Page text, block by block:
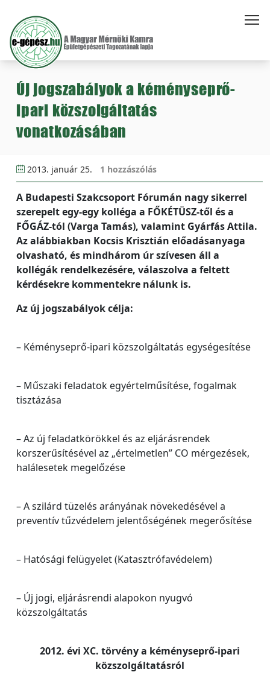
Új jogszabályok a kéményseprő-
ipari közszolgáltatás
vonatkozásában
2013. január 25. 1 hozzászólás
A Budapesti Szakcsoport Fórumán nagy sikerrel
szerepelt egy-egy kolléga a FŐKÉTÜSZ-től és a
FŐGÁZ-tól (Varga Tamás), valamint Gyárfás Attila.
Az alábbiakban Kocsis Krisztián előadásanyaga
olvasható, és mindhárom úr szívesen áll a
kollégák rendelkezésére, válaszolva a feltett
kérdésekre kommentekre nálunk is.
Az új jogszabályok célja:
– Kéményseprő-ipari közszolgáltatás egységesítése
– Műszaki feladatok egyértelműsítése, fogalmak
tisztázása
– Az új feladatkörökkel és az eljárásrendek
korszerűsítésével az „értelmetlen” CO mérgezések,
halálesetek megelőzése
– A szilárd tüzelés arányának növekedésével a
preventív tűzvédelem jelentőségének megerősítése
– Hatósági felügyelet (Katasztrófavédelem)
– Új jogi, eljárásrendi alapokon nyugvó
közszolgáltatás
2012. évi XC. törvény a kéményseprő-ipari
közszolgáltatásról